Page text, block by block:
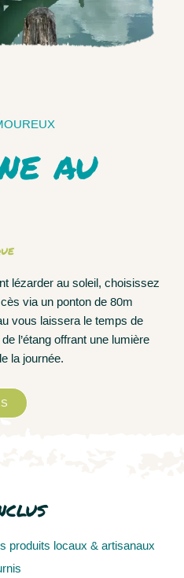
au
lézarder au soleil, choisissez
via un ponton de 80m
vous laissera le temps de
l’étang offrant une lumière
la journée.
produits locaux & artisanaux